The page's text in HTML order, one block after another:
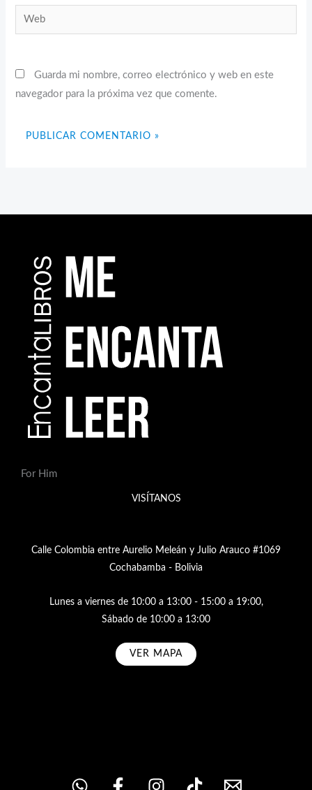
Web
Guarda mi nombre, correo electrónico y web en este
navegador para la próxima vez que comente.
For Him
VISÍTANOS
Calle Colombia entre Aurelio Meleán y Julio Arauco #1069
Cochabamba - Bolivia
Lunes a viernes de 10:00 a 13:00 - 15:00 a 19:00,
Sábado de 10:00 a 13:00
VER MAPA